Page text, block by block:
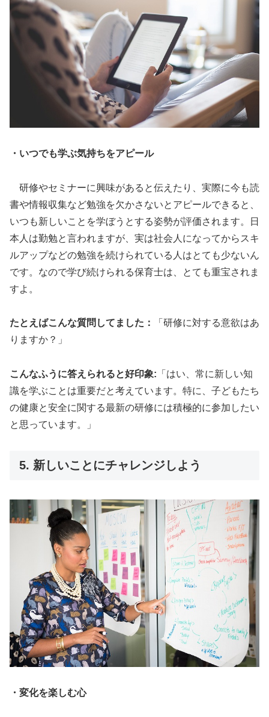
・いつでも学ぶ気持ちをアピール
研修やセミナーに興味があると伝えたり、実際に今も読
書や情報収集など勉強を欠かさないとアピールできると、
いつも新しいことを学ぼうとする姿勢が評価されます。日
本人は勤勉と言われますが、実は社会人になってからスキ
ルアップなどの勉強を続けられている人はとても少ないん
です。なので学び続けられる保育士は、とても重宝されま
すよ。
たとえばこんな質問してました：
「研修に対する意欲はあ
りますか？」
こんなふうに答えられると好印象: 「はい、常に新しい知
識を学ぶことは重要だと考えています。特に、子どもたち
の健康と安全に関する最新の研修には積極的に参加したい
と思っています。」
5. 新しいことにチャレンジしよう
・変化を楽しむ心